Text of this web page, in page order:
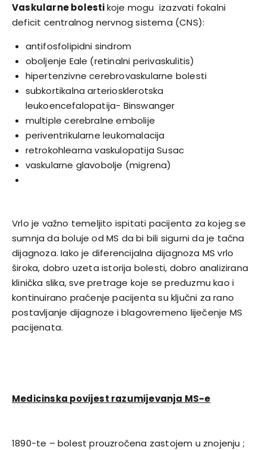
Vaskularne bolestikoje mogu izazvati fokalni
deficit centralnog nervnog sistema (CNS):
antifosfolipidni sindrom
oboljenje Eale (retinalni perivaskulitis)
hipertenzivne cerebrovaskularne bolesti
subkortikalna arteriosklerotska
leukoencefalopatija- Binswanger
multiple cerebralne embolije
periventrikularne leukomalacija
retrokohlearna vaskulopatija Susac
vaskularne glavobolje (migrena)
Vrlo je važno temeljito ispitati pacijenta za kojeg se
sumnja da boluje od MS da bi bili sigurni da je tačna
dijagnoza. Iako je diferencijalna dijagnoza MS vrlo
široka, dobro uzeta istorija bolesti, dobro analizirana
klinička slika, sve pretrage koje se preduzmu kao i
kontinuirano praćenje pacijenta su ključni za rano
postavljanje dijagnoze i blagovremeno liječenje MS
pacijenata.
Medicinska povijest razumijevanja MS-e
1890-te – bolest prouzročena zastojem u znojenju ;